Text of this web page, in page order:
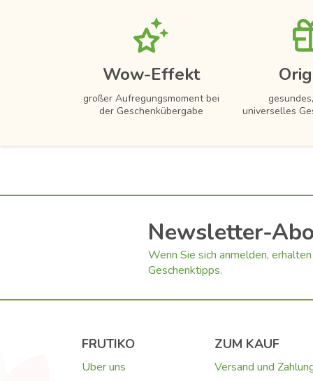
Wow-Effekt
großer Aufregungsmoment bei
der Geschenkübergabe
universelles
Newsletter-
Wenn Sie sich anmelden,
Geschenktipps.
FRUTIKO
Über uns
ZUM KAUF
Versand und